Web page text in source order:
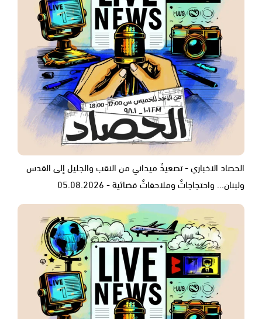
الحصاد الاخباري - تصعيدٌ ميداني من النقب والجليل إلى القدس
ولبنان... واحتجاجاتٌ وملاحقاتٌ قضائية - 05.08.2026